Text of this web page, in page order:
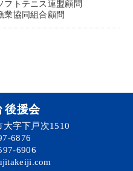
フトテニス連盟顧問
業協同組合顧問
後援会
大字下戸次1510
6876
6906